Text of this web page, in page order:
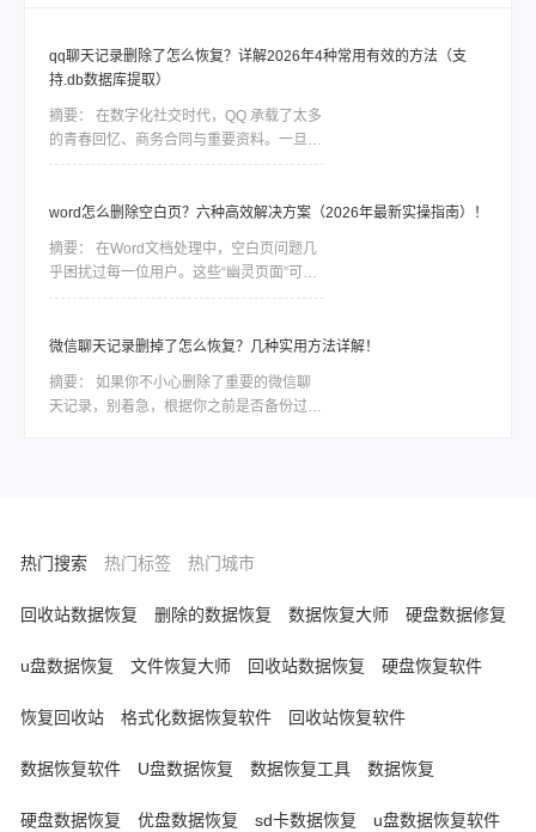
付费的顺序，把我试过靠谱的几个方法都告
诉你，重点解决怎样恢复坏的硬盘数据这个
问题。
qq聊天记录删除了怎么恢复？详解2026年4种常用有效的方法（支
持.db数据库提取）
摘要：
的青春回忆、商务合同与重要资料。一旦误
删聊天记录，由于 QQ 数据的加密特性，恢
等同于永久抹除。在数据底层，删除指令通
数据尚未覆盖该区域，通过合理的方法依然
有很大几率找回。
word怎么删除空白页？六种高效解决方案（2026年最新实操指南）！
摘要：
乎困扰过每一位用户。这些“幽灵页面”可能
由分页符残留、段落格式异常、表格溢出或
白页呢？本文结合最新Office版本特性，整
冗余页面。
微信聊天记录删掉了怎么恢复？几种实用方法详解！
摘要：
天记录，别着急，根据你之前是否备份过、
热门搜索 热门标签 热门城市
回收站数据恢复 删除的数据恢复 数据恢复大师 硬盘数据修复
u盘数据恢复 文件恢复大师 回收站数据恢复 硬盘恢复软件
恢复回收站 格式化数据恢复软件 回收站恢复软件
数据恢复软件 U盘数据恢复 数据恢复工具 数据恢复
硬盘数据恢复 优盘数据恢复 sd卡数据恢复 u盘数据恢复软件